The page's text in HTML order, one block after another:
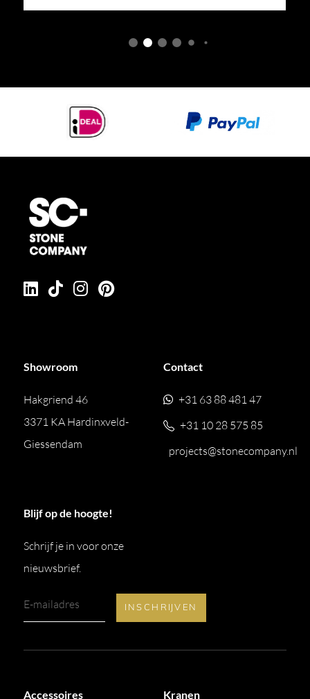
Showroom
Hakgriend 46
3371 KA Hardinxveld-
Giessendam
Contact
+31 63 88 481 47
+31 10 28 575 85
projects@stonecompany.nl
Blijf op de hoogte!
Schrijf je in voor onze
nieuwsbrief.
Accessoires Kranen